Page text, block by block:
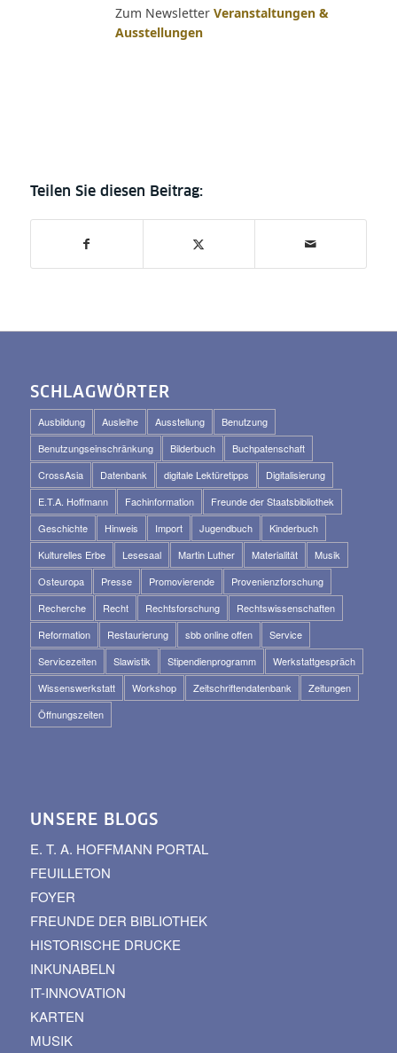
Zum Newsletter Veranstaltungen &
Ausstellungen
SCHLAGWÖRTER
Ausbildung Ausleihe Ausstellung
Benutzung
Benutzungseinschränkung
Bilderbuch
Buchpatenschaft
CrossAsia
Datenbank digitale Lektüretipps
Digitalisierung
E.T.A. Hoffmann
Fachinformation
Freunde der Staatsbibliothek
Geschichte
Hinweis Import Jugendbuch
Kinderbuch
Kulturelles Erbe
Lesesaal Martin Luther Materialität
Musik
Osteuropa
Presse Promovierende
Provenienzforschung
Recherche
Recht Rechtsforschung
Rechtswissenschaften
Reformation
Restaurierung sbb online offen
Service
Servicezeiten
Slawistik Stipendienprogramm
Werkstattgespräch
Wissenswerkstatt
Workshop Zeitschriftendatenbank
Zeitungen
Öffnungszeiten
UNSERE BLOGS
E. T. A. HOFFMANN PORTAL
FEUILLETON
FOYER
FREUNDE DER BIBLIOTHEK
HISTORISCHE DRUCKE
INKUNABELN
IT-INNOVATION
KARTEN
MUSIK